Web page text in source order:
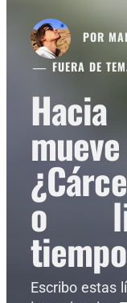
POR
FUERA DE
o
Escribo estas